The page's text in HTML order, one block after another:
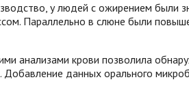
у людей с ожирением были
Параллельно в слюне были
анализами крови позволила
данных орального